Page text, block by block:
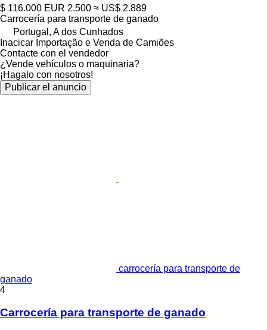
$ 116.000 EUR 2.500 ≈ US$ 2.889
Carrocería para transporte de ganado
Portugal, A dos Cunhados
Inacicar Importação e Venda de Camiões
Contacte con el vendedor
¿Vende vehículos o maquinaria?
¡Hagalo con nosotros!
Publicar el anuncio
carrocería para transporte de
ganado
4
Carrocería para transporte de ganado